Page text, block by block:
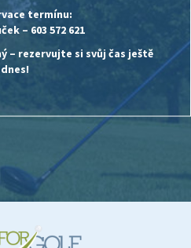
termínu:
– 603 572 621
– rezervujte si svůj čas ještě
dnes!